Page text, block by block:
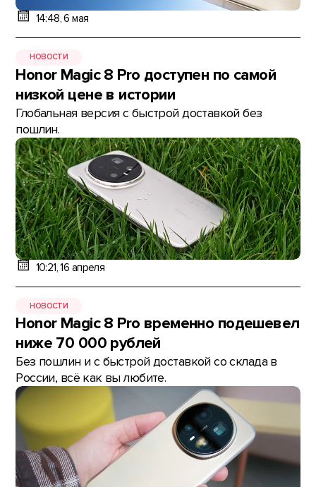
14:48, 6 мая
НОВОСТИ
Honor Magic 8 Pro доступен по самой
низкой цене в истории
Глобальная версия с быстрой доставкой без
пошлин.
10:21, 16 апреля
НОВОСТИ
Honor Magic 8 Pro временно подешевел
ниже 70 000 рублей
Без пошлин и с быстрой доставкой со склада в
России, всё как вы любите.